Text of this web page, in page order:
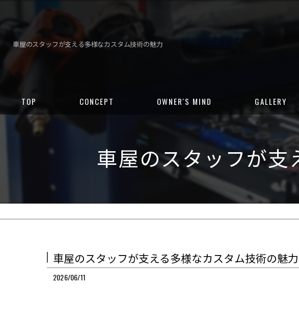
車屋のスタッフが支える多様なカスタム技術の魅力
TOP CONCEPT OWNER'S MIND GALLERY
CUSTOM GALLERY
STOCK CARS
DELIVERED CARS
車屋のスタッフが支
車屋のスタッフが支える多様なカスタム技術の魅力
2026/06/11